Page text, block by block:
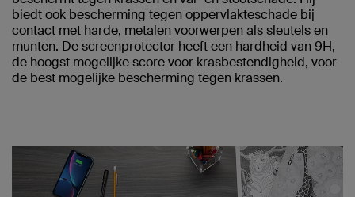
biedt ook bescherming tegen oppervlakteschade bij
contact met harde, metalen voorwerpen als sleutels en
munten. De screenprotector heeft een hardheid van 9H,
de hoogst mogelijke score voor krasbestendigheid, voor
de best mogelijke bescherming tegen krassen.